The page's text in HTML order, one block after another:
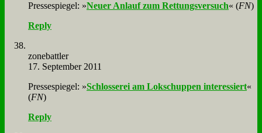
Pres­se­spie­gel: »Neu­er An­lauf zum Ret­tungs­ver­such« (FN)
Reply
zone­batt­ler
17. September 2011
Pres­se­spie­gel: »Schlos­se­rei am Lok­schup­pen in­ter­es­siert«
(FN)
Reply